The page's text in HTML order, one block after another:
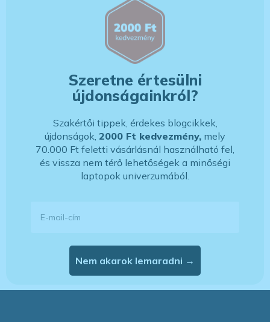
Szeretne értesülni
újdonságainkról?
Szakértői tippek, érdekes blogcikkek,
újdonságok, 2000 Ft kedvezmény, mely
70.000 Ft feletti vásárlásnál használható fel,
és vissza nem térő lehetőségek a minőségi
laptopok univerzumából.
Nem akarok lemaradni →